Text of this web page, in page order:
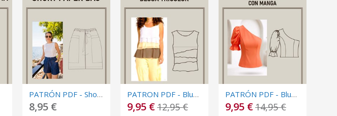
PATRÓN PDF - Short Paper Bag - Cintura fruncida con Lazo - Multitalla - Nivel Intermedio
8,95 €
PATRON PDF - Blusa Tricolor Volantes en Capas - Multitalla - Nivel Intermedio
9,95 €12,95 €
PATRÓN PDF - Blusa asimétrica con manga - Multitalla - Nivel avanzado
9,95 €14,95 €